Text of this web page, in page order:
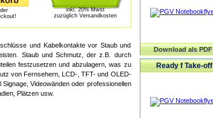
inkl. 20% Mwst
zuzüglich Versandkosten
und Kabelkontakte vor Staub und
Staub und Schmutz, der z.B. durch
festzusetzen und abzulagern, was zu
von Fernsehern, LCD-, TFT- und OLED-
Videowänden oder professionellen
Plätzen usw.
Download als PDF
Ready f Take-off